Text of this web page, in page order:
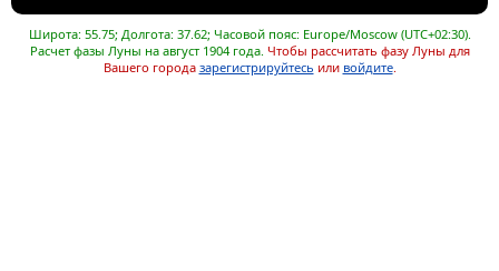
Широта: 55.75; Долгота: 37.62; Часовой пояс: Europe/Moscow (UTC+02:30).
Расчет фазы Луны на август 1904 года. Чтобы рассчитать фазу Луны для
Вашего города зарегистрируйтесь или войдите.